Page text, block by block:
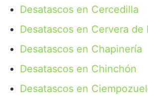
Desatascos en Cercedilla
Desatascos en Cervera de
Desatascos en Chapinería
Desatascos en Chinchón
Desatascos en